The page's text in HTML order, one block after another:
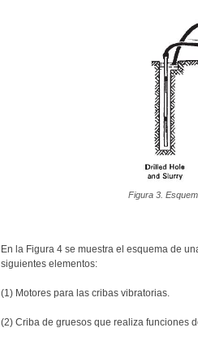
Figura 3.
En la Figura 4 se muestra el esquema de
siguientes elementos:
(1) Motores para las cribas vibratorias.
(2) Criba de gruesos que realiza funciones